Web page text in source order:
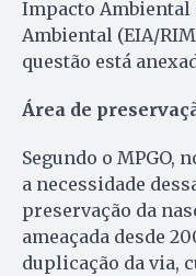
Impacto Ambiental
Ambiental (EIA/
questão está
Área de
Segundo o MPGO,
a necessidade
preservação da
ameaçada desde
duplicação da via,